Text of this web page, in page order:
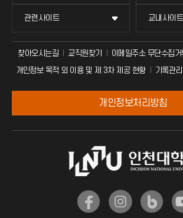
관련사이트 교내사이트
찾아오시는길 교직원찾기 이메일주소 무단수집거
개인정보 목적 외 이용 및 제 3차 제공 현황
기록관
개인정보처리방침